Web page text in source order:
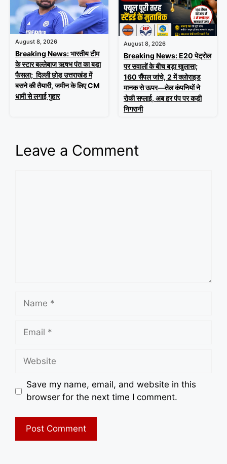
August 8, 2026
Breaking News: भारतीय टीम
के स्टार बल्लेबाज ऋषभ पंत का बड़ा
फैसला; दिल्ली छोड़ उत्तराखंड में
बसने की तैयारी, जमीन के लिए CM
धामी से लगाई गुहार
August 8, 2026
Breaking News: E20 पेट्रोल
पर सवालों के बीच बड़ा खुलासा;
160 सैंपल जांचे, 2 में क्लोराइड
मानक से ऊपर—तेल कंपनियों ने
रोकी सप्लाई, अब हर पंप पर कड़ी
निगरानी
Leave a Comment
Name
Email
Website
Save my name, email, and website in this
browser for the next time I comment.